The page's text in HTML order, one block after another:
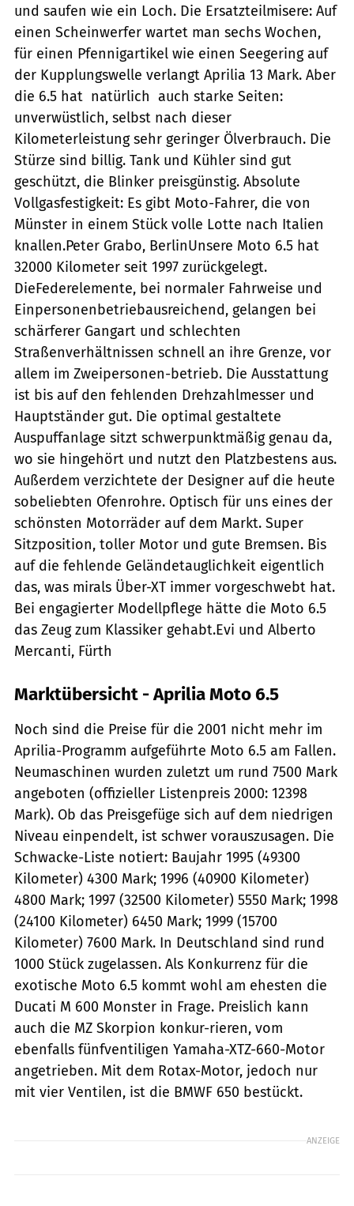
und saufen wie ein Loch. Die Ersatzteilmisere: Auf
einen Scheinwerfer wartet man sechs Wochen,
für einen Pfennigartikel wie einen Seegering auf
der Kupplungswelle verlangt Aprilia 13 Mark. Aber
die 6.5 hat  natürlich  auch starke Seiten:
unverwüstlich, selbst nach dieser
Kilometerleistung sehr geringer Ölverbrauch. Die
Stürze sind billig. Tank und Kühler sind gut
geschützt, die Blinker preisgünstig. Absolute
Vollgasfestigkeit: Es gibt Moto-Fahrer, die von
Münster in einem Stück volle Lotte nach Italien
knallen.Peter Grabo, BerlinUnsere Moto 6.5 hat
32000 Kilometer seit 1997 zurückgelegt.
DieFederelemente, bei normaler Fahrweise und
Einpersonenbetriebausreichend, gelangen bei
schärferer Gangart und schlechten
Straßenverhältnissen schnell an ihre Grenze, vor
allem im Zweipersonen-betrieb. Die Ausstattung
ist bis auf den fehlenden Drehzahlmesser und
Hauptständer gut. Die optimal gestaltete
Auspuffanlage sitzt schwerpunktmäßig genau da,
wo sie hingehört und nutzt den Platzbestens aus.
Außerdem verzichtete der Designer auf die heute
sobeliebten Ofenrohre. Optisch für uns eines der
schönsten Motorräder auf dem Markt. Super
Sitzposition, toller Motor und gute Bremsen. Bis
auf die fehlende Geländetauglichkeit eigentlich
das, was mirals Über-XT immer vorgeschwebt hat.
Bei engagierter Modellpflege hätte die Moto 6.5
das Zeug zum Klassiker gehabt.Evi und Alberto
Mercanti, Fürth
Marktübersicht - Aprilia Moto 6.5
Noch sind die Preise für die 2001 nicht mehr im
Aprilia-Programm aufgeführte Moto 6.5 am Fallen.
Neumaschinen wurden zuletzt um rund 7500 Mark
angeboten (offizieller Listenpreis 2000: 12398
Mark). Ob das Preisgefüge sich auf dem niedrigen
Niveau einpendelt, ist schwer vorauszusagen. Die
Schwacke-Liste notiert: Baujahr 1995 (49300
Kilometer) 4300 Mark; 1996 (40900 Kilometer)
4800 Mark; 1997 (32500 Kilometer) 5550 Mark; 1998
(24100 Kilometer) 6450 Mark; 1999 (15700
Kilometer) 7600 Mark. In Deutschland sind rund
1000 Stück zugelassen. Als Konkurrenz für die
exotische Moto 6.5 kommt wohl am ehesten die
Ducati M 600 Monster in Frage. Preislich kann
auch die MZ Skorpion konkur-rieren, vom
ebenfalls fünfventiligen Yamaha-XTZ-660-Motor
angetrieben. Mit dem Rotax-Motor, jedoch nur
mit vier Ventilen, ist die BMWF 650 bestückt.
ANZEIGE